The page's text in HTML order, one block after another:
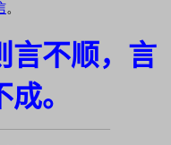
。
言不顺，言
。